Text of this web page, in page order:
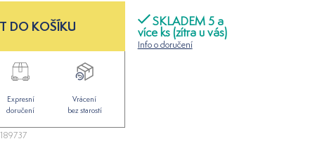
SKLADEM 5 a
více ks (zítra u vás)
Info o doručení
DO KOŠÍKU
Expresní
doručení
Vrácení
bez starostí